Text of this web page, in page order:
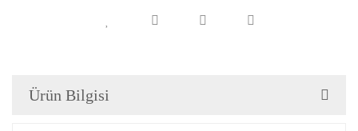
Ürün Bilgisi